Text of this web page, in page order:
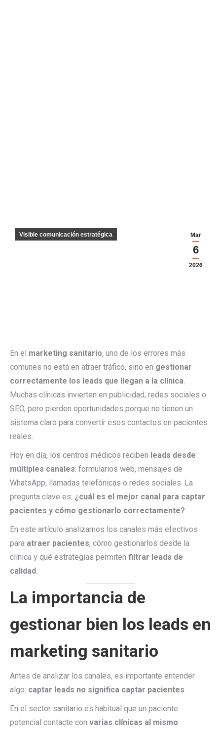
Mar
6
2026
Visible comunicación estratégica
En el marketing sanitario, uno de los errores más
comunes no está en atraer tráfico, sino en gestionar
correctamente los leads que llegan a la clínica.
Muchas clínicas invierten en publicidad, redes sociales o
SEO, pero pierden oportunidades porque no tienen un
sistema claro para convertir esos contactos en pacientes
reales.
Hoy en día, los centros médicos reciben leads desde
múltiples canales: formularios web, mensajes de
WhatsApp, llamadas telefónicas o redes sociales. La
pregunta clave es: ¿cuál es el mejor canal para captar
pacientes y cómo gestionarlo correctamente?
En este artículo analizamos los canales más efectivos
para atraer pacientes, cómo gestionarlos desde la
clínica y qué estrategias permiten filtrar leads de
calidad.
La importancia de
gestionar bien los leads en
marketing sanitario
Antes de analizar los canales, es importante entender
algo: captar leads no significa captar pacientes.
En el sector sanitario es habitual que un paciente
potencial contacte con varias clínicas al mismo